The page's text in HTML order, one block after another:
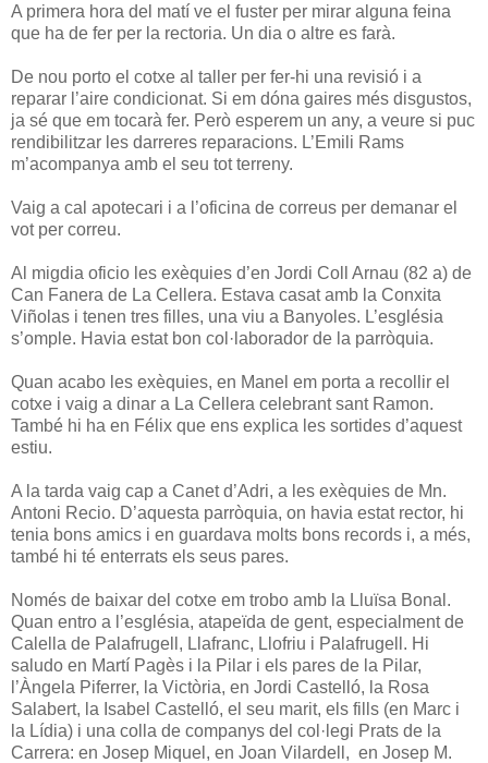
A primera hora del matí ve el fuster per mirar alguna feina
que ha de fer per la rectoria. Un dia o altre es farà.
De nou porto el cotxe al taller per fer-hi una revisió i a
reparar l’aire condicionat. Si em dóna gaires més disgustos,
ja sé que em tocarà fer. Però esperem un any, a veure si puc
rendibilitzar les darreres reparacions. L’Emili Rams
m’acompanya amb el seu tot terreny.
Vaig a cal apotecari i a l’oficina de correus per demanar el
vot per correu.
Al migdia oficio les exèquies d’en Jordi Coll Arnau (82 a) de
Can Fanera de La Cellera. Estava casat amb la Conxita
Viñolas i tenen tres filles, una viu a Banyoles. L’església
s’omple. Havia estat bon col·laborador de la parròquia.
Quan acabo les exèquies, en Manel em porta a recollir el
cotxe i vaig a dinar a La Cellera celebrant sant Ramon.
També hi ha en Félix que ens explica les sortides d’aquest
estiu.
A la tarda vaig cap a Canet d’Adri, a les exèquies de Mn.
Antoni Recio. D’aquesta parròquia, on havia estat rector, hi
tenia bons amics i en guardava molts bons records i, a més,
també hi té enterrats els seus pares.
Només de baixar del cotxe em trobo amb la Lluïsa Bonal.
Quan entro a l’església, atapeïda de gent, especialment de
Calella de Palafrugell, Llafranc, Llofriu i Palafrugell. Hi
saludo en Martí Pagès i la Pilar i els pares de la Pilar,
l’Àngela Piferrer, la Victòria, en Jordi Castelló, la Rosa
Salabert, la Isabel Castelló, el seu marit, els fills (en Marc i
la Lídia) i una colla de companys del col·legi Prats de la
Carrera: en Josep Miquel, en Joan Vilardell, en Josep M.